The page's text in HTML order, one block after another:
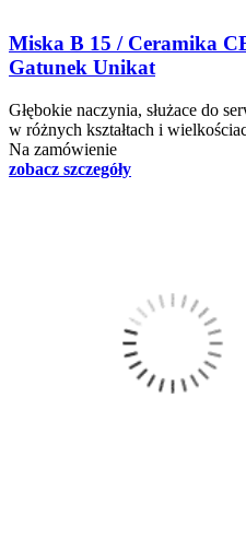
Miska B 15 / Ceramika
Gatunek Unikat
Głębokie naczynia, służace do
w różnych kształtach i
Na zamówienie
zobacz szczegóły